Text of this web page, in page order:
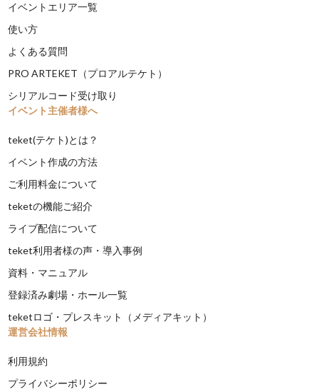
イベントエリア一覧
使い方
よくある質問
PRO ARTEKET（プロアルテケト）
シリアルコード受け取り
イベント主催者様へ
teket(テケト)とは？
イベント作成の方法
ご利用料金について
teketの機能ご紹介
ライブ配信について
teket利用者様の声・導入事例
資料・マニュアル
登録済み劇場・ホール一覧
teketロゴ・プレスキット（メディアキット）
運営会社情報
利用規約
プライバシーポリシー